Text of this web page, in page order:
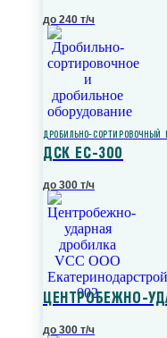
до 240 т/ч
ДРОБИЛЬНО-СОРТИРОВОЧНЫЙ
ДСК ЕС-300
до 300 т/ч
ЦЕНТРОБЕЖНО-
до 300 т/ч